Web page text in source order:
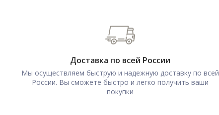
Доставка по всей России
Мы осуществляем быструю и надежную доставку по всей
России. Вы сможете быстро и легко получить ваши
покупки